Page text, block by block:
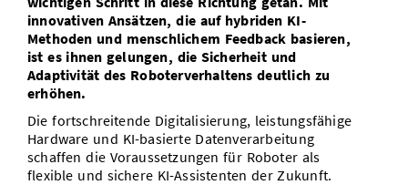
innovativen Ansätzen, die auf hybriden KI-
Methoden und menschlichem Feedback basieren,
ist es ihnen gelungen, die Sicherheit und
Adaptivität des Roboterverhaltens deutlich zu
erhöhen.
Die fortschreitende Digitalisierung, leistungsfähige
Hardware und KI-basierte Datenverarbeitung
schaffen die Voraussetzungen für Roboter als
flexible und sichere KI-Assistenten der Zukunft.